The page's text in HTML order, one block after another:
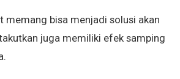
memang bisa menjadi solusi akan
juga memiliki efek samping